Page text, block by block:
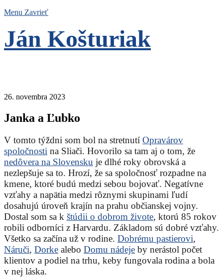
Menu Zavrieť
Ján Košturiak
26. novembra 2023
Janka a Ľubko
V tomto týždni som bol na stretnutí Opravárov
spoločnosti na Sliači. Hovorilo sa tam aj o tom, že
nedôvera na Slovensku je dlhé roky obrovská a
nezlepšuje sa to. Hrozí, že sa spoločnosť rozpadne na
kmene, ktoré budú medzi sebou bojovať. Negatívne
vzťahy a napätia medzi rôznymi skupinami ľudí
dosahujú úroveň krajín na prahu občianskej vojny.
Dostal som sa k štúdii o dobrom živote, ktorú 85 rokov
robili odborníci z Harvardu. Základom sú dobré vzťahy.
Všetko sa začína už v rodine. Dobrému pastierovi,
Náruči, Dorke alebo Domu nádeje by nerástol počet
klientov a podiel na trhu, keby fungovala rodina a bola
v nej láska.